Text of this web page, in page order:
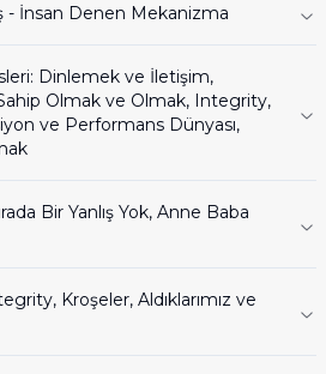
- İnsan Denen Mekanizma
Dinlemek ve İletişim,
Olmak ve Olmak, Integrity,
ve Performans Dünyası,
Bir Yanlış Yok, Anne Baba
Kroşeler, Aldıklarımız ve